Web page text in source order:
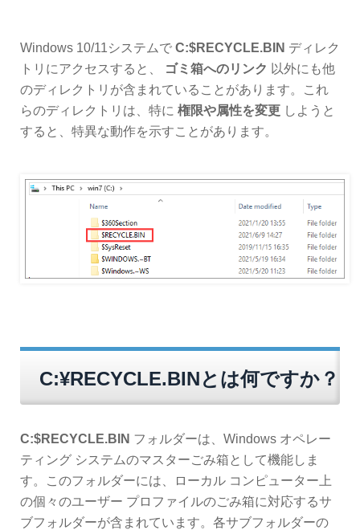
Windows 10/11システムで C:$RECYCLE.BIN ディレク
トリにアクセスすると、
ゴミ箱へのリンク 以外にも他
のディレクトリが含まれていることがあります。これ
らのディレクトリは、特に 権限や属性を変更 しようと
すると、特異な動作を示すことがあります。
C:¥RECYCLE.BINとは何ですか？
C:$RECYCLE.BIN フォルダーは、Windows オペレー
ティング システムのマスターごみ箱として機能しま
す。このフォルダーには、ローカル コンピューター上
の個々のユーザー プロファイルのごみ箱に対応するサ
ブフォルダーが含まれています。各サブフォルダーの